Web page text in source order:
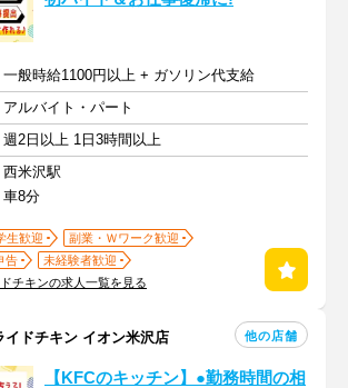
一般時給1100円以上 + ガソリン代支給
アルバイト・パート
週2日以上 1日3時間以上
西米沢駅
車8分
生歓迎
副業・Ｗワーク歓迎
告
未経験者歓迎
チキンの求人一覧を見る
イドチキン イオン米沢店 他の店舗
【KFCのキッチン】●勤務時間の相